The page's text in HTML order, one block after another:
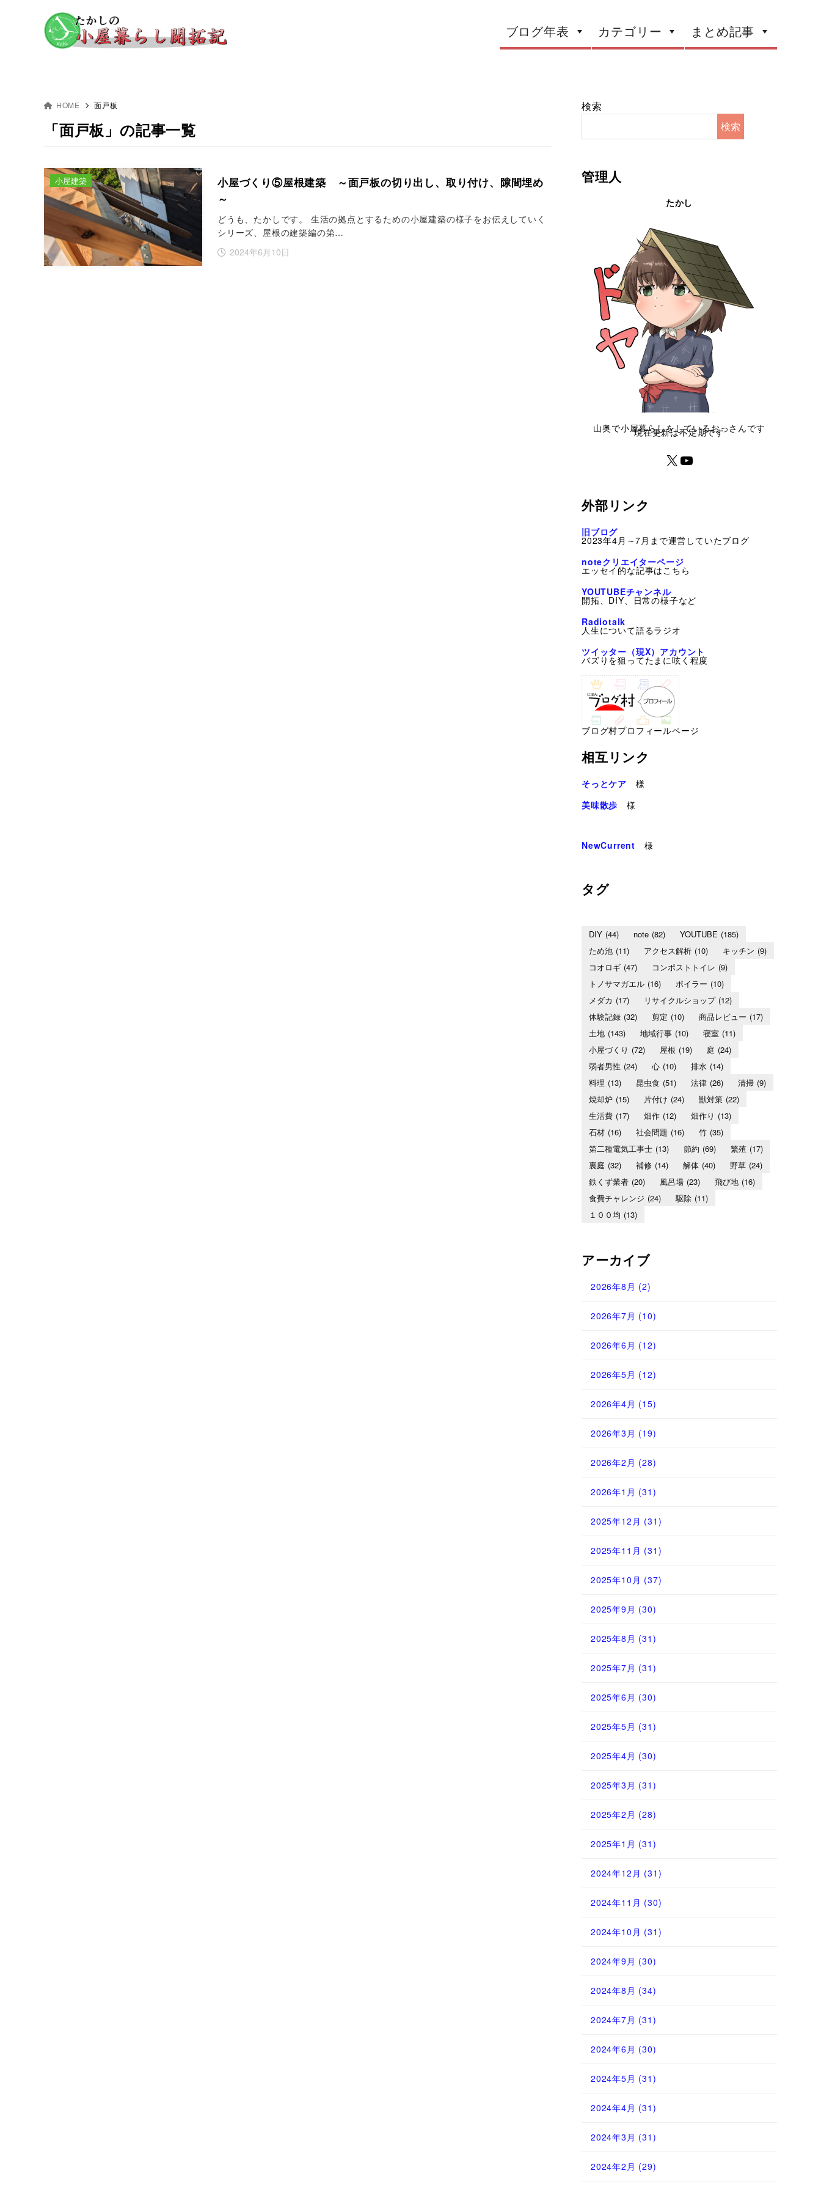
ブログ年表 カテゴリー まとめ記事
HOME 面戸板
「面戸板」の記事一覧
小屋づくり⑤屋根建築 ～面戸板の切り出し、取り付け、隙間埋め
～
どうも、たかしです。 生活の拠点とするための小屋建築の様子をお伝えしていく
シリーズ、屋根の建築編の第…
2024年6月10日
小屋建築
検索
検索
管理人
たかし
山奥で小屋暮らしをしているおっさんです
現在更新は不定期です
外部リンク
旧ブログ
2023年4月～7月まで運営していたブログ
noteクリエイターページ
エッセイ的な記事はこちら
YOUTUBEチャンネル
開拓、DIY、日常の様子など
Radiotalk
人生について語るラジオ
ツイッター（現X）アカウント
バズりを狙ってたまに呟く程度
ブログ村プロフィールページ
相互リンク
そっとケア 様
美味散歩 様
NewCurrent 様
タグ
DIY (44) note (82) YOUTUBE (185)
ため池 (11) アクセス解析 (10) キッチン (9)
コオロギ (47) コンポストトイレ (9)
トノサマガエル (16) ボイラー (10)
メダカ (17) リサイクルショップ (12)
体験記録 (32) 剪定 (10) 商品レビュー (17)
土地 (143) 地域行事 (10) 寝室 (11)
小屋づくり (72) 屋根 (19) 庭 (24)
弱者男性 (24) 心 (10) 排水 (14)
料理 (13) 昆虫食 (51) 法律 (26) 清掃 (9)
焼却炉 (15) 片付け (24) 獣対策 (22)
生活費 (17) 畑作 (12) 畑作り (13)
石材 (16) 社会問題 (16) 竹 (35)
第二種電気工事士 (13) 節約 (69) 繁殖 (17)
裏庭 (32) 補修 (14) 解体 (40) 野草 (24)
鉄くず業者 (20) 風呂場 (23) 飛び地 (16)
食費チャレンジ (24) 駆除 (11)
１００均 (13)
アーカイブ
2026年8月 (2)
2026年7月 (10)
2026年6月 (12)
2026年5月 (12)
2026年4月 (15)
2026年3月 (19)
2026年2月 (28)
2026年1月 (31)
2025年12月 (31)
2025年11月 (31)
2025年10月 (37)
2025年9月 (30)
2025年8月 (31)
2025年7月 (31)
2025年6月 (30)
2025年5月 (31)
2025年4月 (30)
2025年3月 (31)
2025年2月 (28)
2025年1月 (31)
2024年12月 (31)
2024年11月 (30)
2024年10月 (31)
2024年9月 (30)
2024年8月 (34)
2024年7月 (31)
2024年6月 (30)
2024年5月 (31)
2024年4月 (31)
2024年3月 (31)
2024年2月 (29)